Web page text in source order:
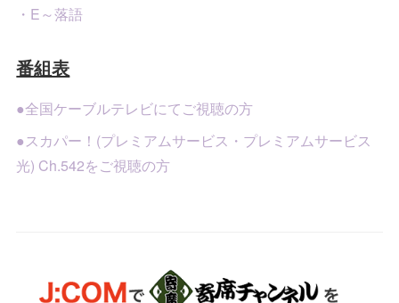
・E～落語
番組表
●全国ケーブルテレビにてご視聴の方
●スカパー！(プレミアムサービス・プレミアムサービス
光) Ch.542をご視聴の方